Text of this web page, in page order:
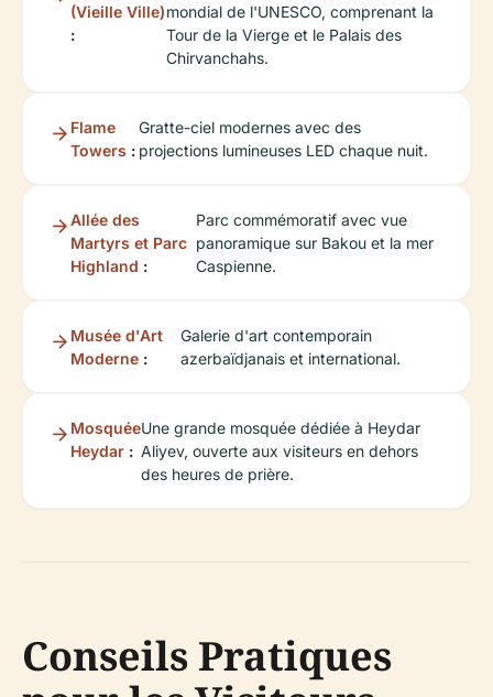
(Vieille Ville)
:
mondial de l'UNESCO, comprenant la
Tour de la Vierge et le Palais des
Chirvanchahs.
Flame
Towers :
Gratte-ciel modernes avec des
projections lumineuses LED chaque nuit.
Allée des
Martyrs et Parc
Highland :
Parc commémoratif avec vue
panoramique sur Bakou et la mer
Caspienne.
Musée d'Art
Moderne :
Galerie d'art contemporain
azerbaïdjanais et international.
Mosquée
Heydar :
Une grande mosquée dédiée à Heydar
Aliyev, ouverte aux visiteurs en dehors
des heures de prière.
Conseils Pratiques